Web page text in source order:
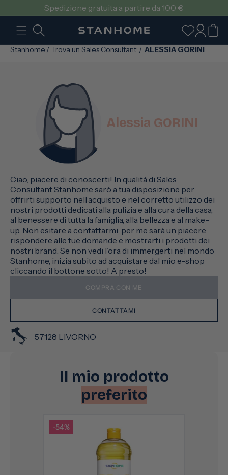
DIRETTAMENTESpedizione gratuita a partire da 100 €
Accedi
Carrello
Stanhome / Trova un Sales Consultant / ALESSIA GORINI
Alessia GORINI
Ciao, piacere di conoscerti! In qualità di Sales
Consultant Stanhome sarò a tua disposizione per
offrirti supporto nell’acquisto e nel corretto utilizzo dei
nostri prodotti dedicati alla pulizia e alla cura della casa,
al benessere di tutta la famiglia, alla bellezza e al make-
up. Non esitare a contattarmi, per me sarà un piacere
rispondere alle tue domande e mostrarti i prodotti dei
nostri brand. Se non vedi l’ora di immergerti nel mondo
Stanhome, inizia subito ad acquistare dal mio e-shop
cliccando il bottone sotto! A presto!
COMPRA CON ME
CONTATTAMI
57128 LIVORNO
Il mio prodotto
preferito
-54%